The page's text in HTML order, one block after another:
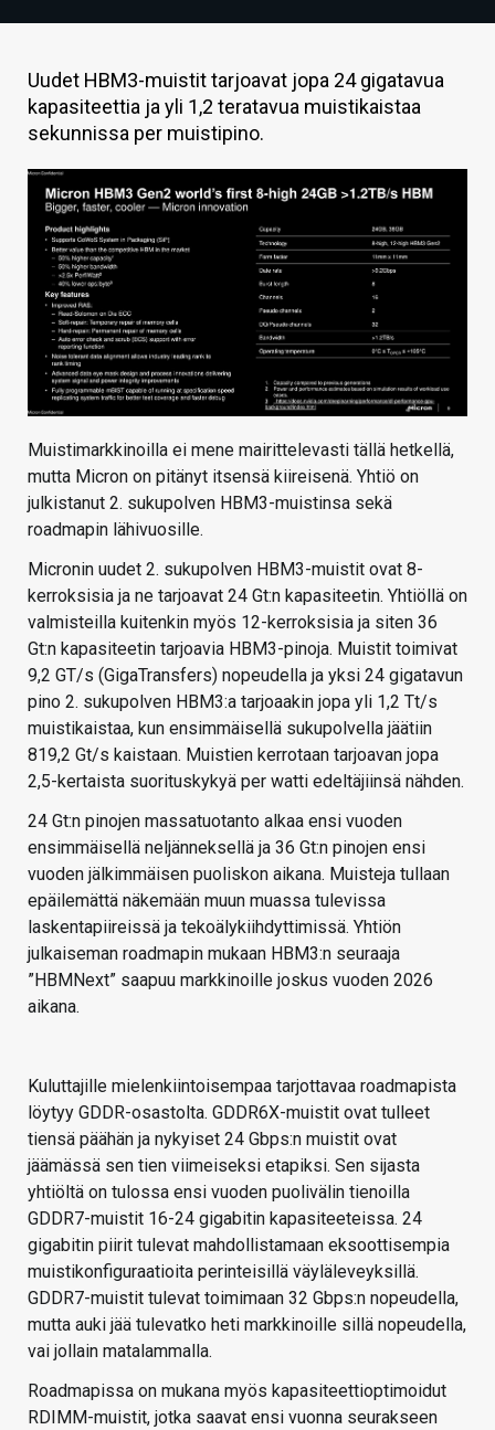
HINTA.FI
KAUPPA
VAIHDA TEEMA
HAKU
Uudet HBM3-muistit tarjoavat jopa 24 gigatavua
kapasiteettia ja yli 1,2 teratavua muistikaistaa
sekunnissa per muistipino.
Muistimarkkinoilla ei mene mairittelevasti tällä hetkellä,
mutta Micron on pitänyt itsensä kiireisenä. Yhtiö on
julkistanut 2. sukupolven HBM3-muistinsa sekä
roadmapin lähivuosille.
Micronin uudet 2. sukupolven HBM3-muistit ovat 8-
kerroksisia ja ne tarjoavat 24 Gt:n kapasiteetin. Yhtiöllä on
valmisteilla kuitenkin myös 12-kerroksisia ja siten 36
Gt:n kapasiteetin tarjoavia HBM3-pinoja. Muistit toimivat
9,2 GT/s (GigaTransfers) nopeudella ja yksi 24 gigatavun
pino 2. sukupolven HBM3:a tarjoaakin jopa yli 1,2 Tt/s
muistikaistaa, kun ensimmäisellä sukupolvella jäätiin
819,2 Gt/s kaistaan. Muistien kerrotaan tarjoavan jopa
2,5-kertaista suorituskykyä per watti edeltäjiinsä nähden.
24 Gt:n pinojen massatuotanto alkaa ensi vuoden
ensimmäisellä neljänneksellä ja 36 Gt:n pinojen ensi
vuoden jälkimmäisen puoliskon aikana. Muisteja tullaan
epäilemättä näkemään muun muassa tulevissa
laskentapiireissä ja tekoälykiihdyttimissä. Yhtiön
julkaiseman roadmapin mukaan HBM3:n seuraaja
”HBMNext” saapuu markkinoille joskus vuoden 2026
aikana.
Kuluttajille mielenkiintoisempaa tarjottavaa roadmapista
löytyy GDDR-osastolta. GDDR6X-muistit ovat tulleet
tiensä päähän ja nykyiset 24 Gbps:n muistit ovat
jäämässä sen tien viimeiseksi etapiksi. Sen sijasta
yhtiöltä on tulossa ensi vuoden puolivälin tienoilla
GDDR7-muistit 16-24 gigabitin kapasiteeteissa. 24
gigabitin piirit tulevat mahdollistamaan eksoottisempia
muistikonfiguraatioita perinteisillä väyläleveyksillä.
GDDR7-muistit tulevat toimimaan 32 Gbps:n nopeudella,
mutta auki jää tulevatko heti markkinoille sillä nopeudella,
vai jollain matalammalla.
Roadmapissa on mukana myös kapasiteettioptimoidut
RDIMM-muistit, jotka saavat ensi vuonna seurakseen